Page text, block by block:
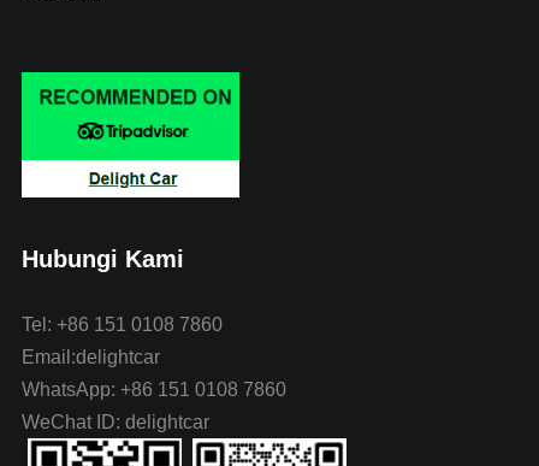
Hubungi Kami
Tel: +86 151 0108 7860
Email:delightcar
WhatsApp: +86 151 0108 7860
WeChat ID: delightcar